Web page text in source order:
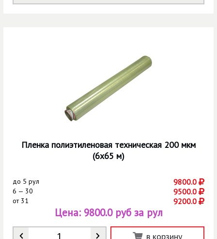
Пленка полиэтиленовая техническая 200 мкм
(6х65 м)
до 5 рул 9800.0
6 — 30 9500.0
от31 9200.0
Количество
Цена: 9800.0 руб за рул
в корзину